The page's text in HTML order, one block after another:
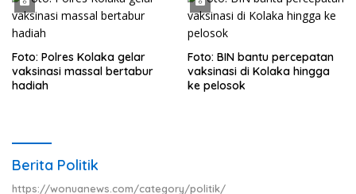
Foto: Polres Kolaka gelar
vaksinasi massal bertabur
hadiah
Foto: BIN bantu percepatan
vaksinasi di Kolaka hingga
ke pelosok
Berita Politik
https://wonuanews.com/category/politik/